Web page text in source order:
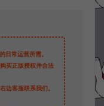
日常运营所需。
买正版授权并合法
边客服联系我们。